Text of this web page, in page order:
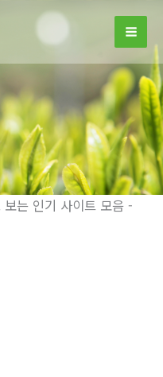
는 인기 사이트 모음 -